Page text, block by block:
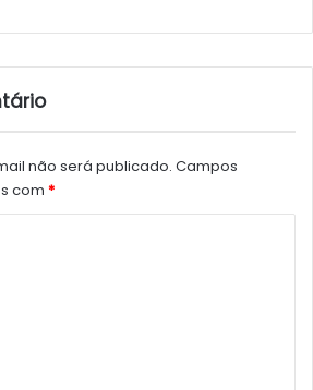
não será publicado. Campos
com *